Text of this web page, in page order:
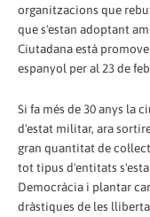
organitzacions que
que s'estan adoptant
Ciutadana està
espanyol per al 23 de
Si fa més de 30 anys la
d'estat militar, ara
gran quantitat de
tot tipus d'entitats
Democràcia i plantar
dràstiques de les